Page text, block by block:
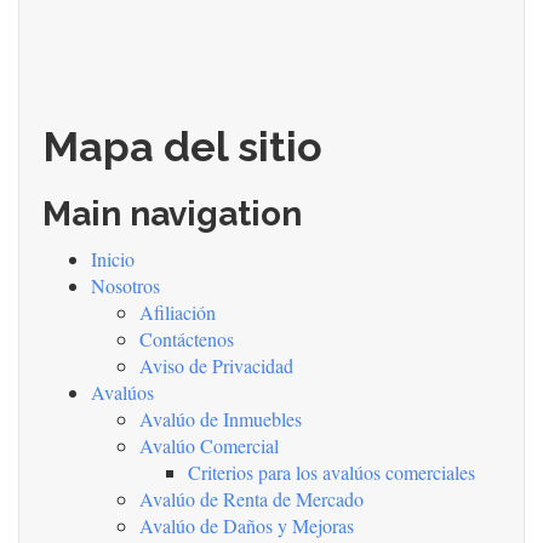
Mapa del sitio
Main navigation
Inicio
Nosotros
Afiliación
Contáctenos
Aviso de Privacidad
Avalúos
Avalúo de Inmuebles
Avalúo Comercial
Criterios para los avalúos comerciales
Avalúo de Renta de Mercado
Avalúo de Daños y Mejoras